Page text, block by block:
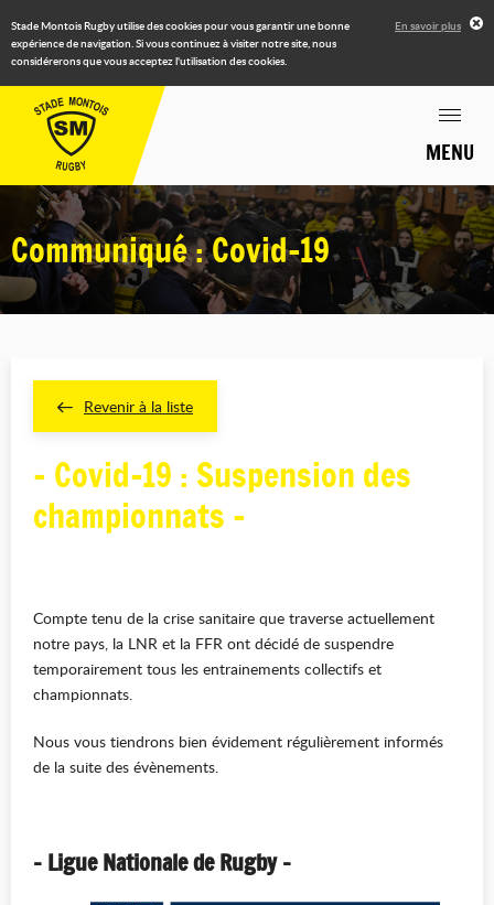
Stade Montois Rugby utilise des cookies pour vous garantir une bonne
expérience de navigation. Si vous continuez à visiter notre site, nous
considérerons que vous acceptez l'utilisation des cookies.
En savoir plus
MENU
Communiqué : Covid-19
Revenir à la liste
- Covid-19 : Suspension des
championnats -
Compte tenu de la crise sanitaire que traverse actuellement
notre pays, la LNR et la FFR ont décidé de suspendre
temporairement tous les entrainements collectifs et
championnats.
Nous vous tiendrons bien évidement régulièrement informés
de la suite des évènements.
- Ligue Nationale de Rugby -